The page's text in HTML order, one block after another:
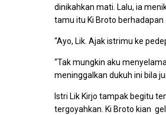
dinikahkan mati. Lalu, ia
tamu itu Ki Broto
“Ayo, Lik. Ajak istrimu ke
“Tak mungkin aku
meninggalkan dukuh ini bila
Istri Lik Kirjo tampak begitu
tergoyahkan. Ki Broto kian